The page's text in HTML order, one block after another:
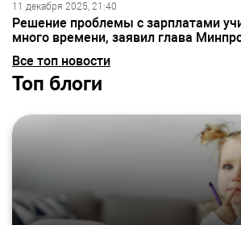
11 декабря 2025, 21:40
Решение проблемы с зарплатами
много времени, заявил глава
Все топ новости
Топ блоги